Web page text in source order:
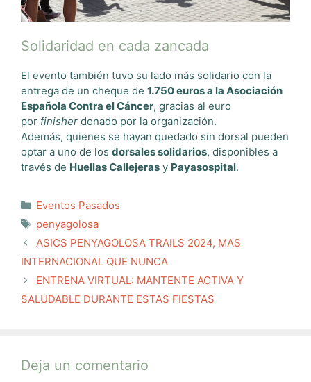
Solidaridad en cada zancada
El evento también tuvo su lado más solidario con la
entrega de un cheque de 1.750 euros a la Asociación
Española Contra el Cáncer, gracias al euro
por finisher donado por la organización.
Además, quienes se hayan quedado sin dorsal pueden
optar a uno de los dorsales solidarios, disponibles a
través de Huellas Callejeras y Payasospital.
Categorías
Eventos Pasados
Etiquetas
penyagolosa
ASICS PENYAGOLOSA TRAILS 2024, MAS
INTERNACIONAL QUE NUNCA
ENTRENA VIRTUAL: MANTENTE ACTIVA Y
SALUDABLE DURANTE ESTAS FIESTAS
Deja un comentario